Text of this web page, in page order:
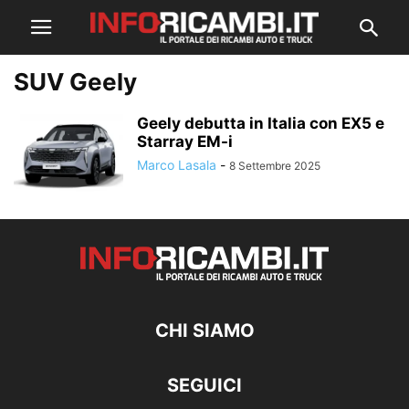
SUV Geely
Geely debutta in Italia con EX5 e
Starray EM-i
Marco Lasala - 8 Settembre 2025
CHI SIAMO
SEGUICI